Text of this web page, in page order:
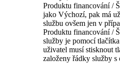
Produktu financování /
jako Výchozí, pak má
službu ovšem jen v
Produktu financování /
služby je pomocí
uživatel musí stisknout
založeny řádky služby s